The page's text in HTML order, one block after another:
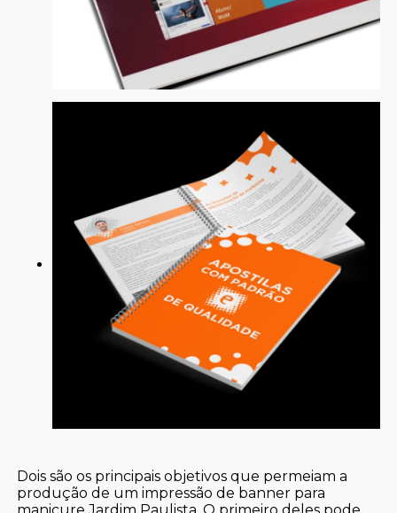
Dois são os principais objetivos que permeiam a
produção de um impressão de banner para